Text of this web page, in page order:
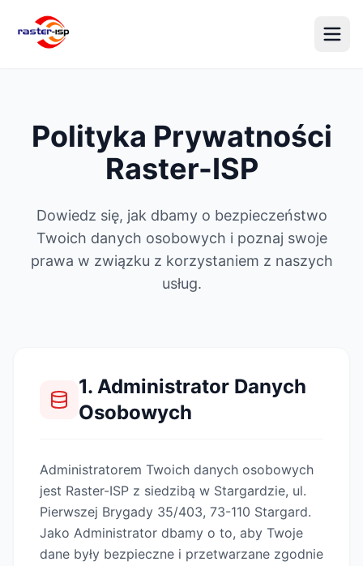
Polityka Prywatności
Raster-ISP
Dowiedz się, jak dbamy o bezpieczeństwo
Twoich danych osobowych i poznaj swoje
prawa w związku z korzystaniem z naszych
usług.
1. Administrator Danych
Osobowych
Administratorem Twoich danych osobowych
jest Raster-ISP z siedzibą w Stargardzie, ul.
Pierwszej Brygady 35/403, 73-110 Stargard.
Jako Administrator dbamy o to, aby Twoje
dane były bezpieczne i przetwarzane zgodnie